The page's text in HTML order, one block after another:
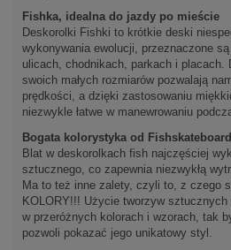
Fishka, idealna do jazdy po mieście
Deskorolki Fishki to krótkie deski
wykonywania ewolucji, przeznaczone
ulicach, chodnikach, parkach i placach.
swoich małych rozmiarów pozwalają
prędkości, a dzięki zastosowaniu
niezwykle łatwe w manewrowaniu
Bogata kolorystyka od
Blat w deskorolkach fish najczęściej
sztucznego, co zapewnia niezwykłą
Ma to też inne zalety, czyli to, z czego
KOLORY!!! Użycie tworzyw
w przeróżnych kolorach i wzorach, tak
pozwoli pokazać jego unikatowy styl.